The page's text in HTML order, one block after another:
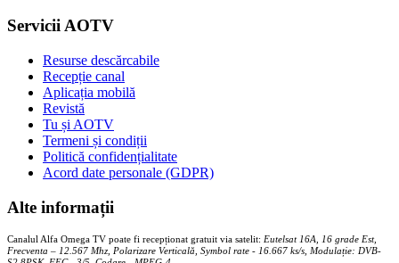
Servicii AOTV
Resurse descărcabile
Recepție canal
Aplicația mobilă
Revistă
Tu și AOTV
Termeni și condiții
Politică confidențialitate
Acord date personale (GDPR)
Alte informații
Canalul Alfa Omega TV poate fi recepționat gratuit via satelit: Eutelsat 16A, 16 grade Est,
Frecventa – 12.567 Mhz, Polarizare Verticală, Symbol rate - 16.667 ks/s, Modulație: DVB-